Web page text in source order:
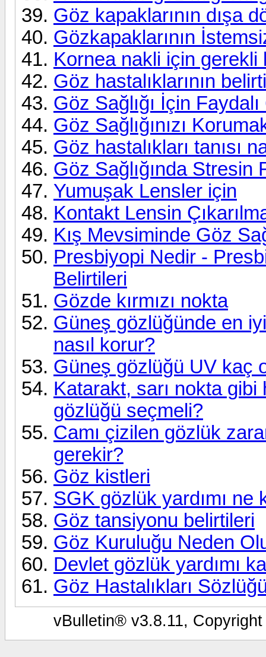
Göz kapaklarının dışa
Gözkapaklarının
Kornea nakli için gerekli
Göz hastalıklarının
Göz Sağlığı İçin
Göz Sağlığınızı
Göz hastalıkları tanısı
Göz Sağlığında Stresin
Yumuşak Lensler için
Kontakt Lensin
Kış Mevsiminde Göz
Presbiyopi Nedir -
Belirtileri
Gözde kırmızı nokta
Güneş gözlüğünde en
nasıl korur?
Güneş gözlüğü UV kaç
Katarakt, sarı nokta gibi
gözlüğü seçmeli?
Camı çizilen gözlük
gerekir?
Göz kistleri
SGK gözlük yardımı ne
Göz tansiyonu belirtileri
Göz Kuruluğu Neden
Devlet gözlük yardımı
Göz Hastalıkları
vBulletin® v3.8.11,